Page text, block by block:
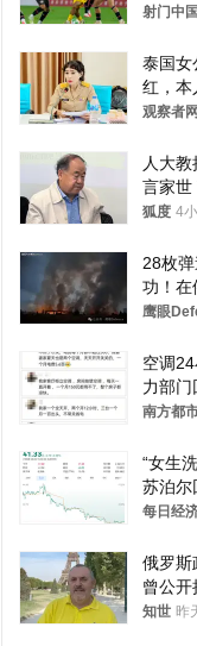
将战河
射门中国
泰国女
红，本
就别看
观察者网
人大
言家世
狐度 4
28枚
功！在
射车都
鹰眼
空调
力部门
南方都
“女生
苏泊尔
频全下
每日经
俄罗斯
曾公开
知世 昨